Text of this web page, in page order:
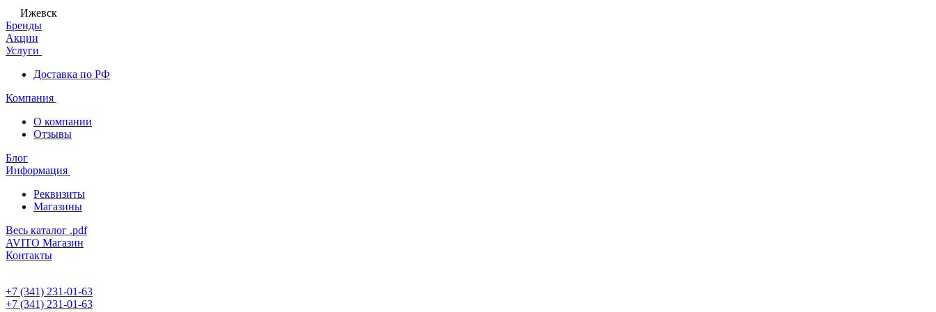
Ижевск
Бренды
Акции
Услуги
Доставка по РФ
Компания
О компании
Отзывы
Блог
Информация
Реквизиты
Магазины
Весь каталог .pdf
AVITO Магазин
Контакты
+7 (341) 231-01-63
+7 (341) 231-01-63